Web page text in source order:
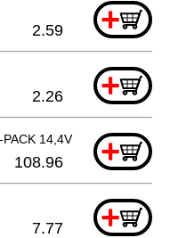
+
2.59
+
2.26
14,4V, LI, 4,0 Ah
+
108.96
+
7.77